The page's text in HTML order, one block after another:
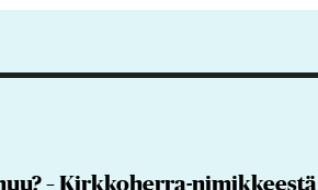
– Kirkkoherra-nimikkeestä